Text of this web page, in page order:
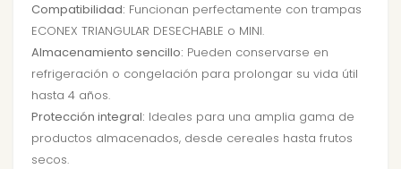
Compatibilidad: Funcionan perfectamente con trampas
ECONEX TRIANGULAR DESECHABLE o MINI.
Almacenamiento sencillo: Pueden conservarse en
refrigeración o congelación para prolongar su vida útil
hasta 4 años.
Protección integral: Ideales para una amplia gama de
productos almacenados, desde cereales hasta frutos
secos.